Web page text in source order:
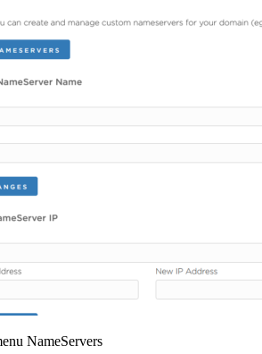
NameServers